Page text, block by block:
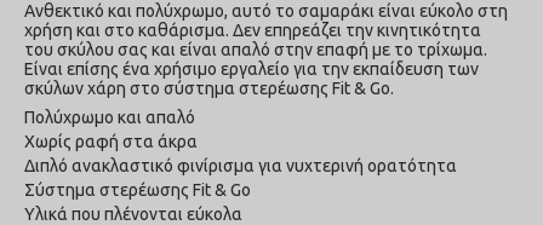
Ανθεκτικό και πολύχρωμο, αυτό το σαμαράκι είναι εύκολο στη
χρήση και στο καθάρισμα. Δεν επηρεάζει την κινητικότητα
του σκύλου σας και είναι απαλό στην επαφή με το τρίχωμα.
Είναι επίσης ένα χρήσιμο εργαλείο για την εκπαίδευση των
σκύλων χάρη στο σύστημα στερέωσης Fit & Go.
Πολύχρωμο και απαλό
Χωρίς ραφή στα άκρα
Διπλό ανακλαστικό φινίρισμα για νυχτερινή ορατότητα
Σύστημα στερέωσης Fit & Go
Υλικά που πλένονται εύκολα